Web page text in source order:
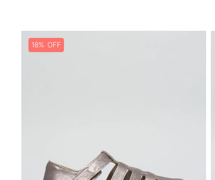
18%